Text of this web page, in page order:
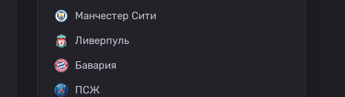
Манчестер Сити
Ливерпуль
Бавария
ПСЖ